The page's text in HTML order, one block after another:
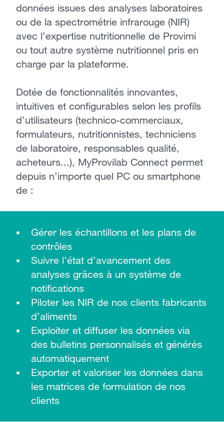
données issues des analyses laboratoires
ou de la spectrométrie infrarouge (NIR)
avec l’expertise nutritionnelle de Provimi
ou tout autre système nutritionnel pris en
charge par la plateforme.
Dotée de fonctionnalités innovantes,
intuitives et configurables selon les profils
d’utilisateurs (technico-commerciaux,
formulateurs, nutritionnistes, techniciens
de laboratoire, responsables qualité,
acheteurs...), MyProvilab Connect permet
depuis n’importe quel PC ou smartphone
de :
Gérer les échantillons et les plans de
contrôles
Suivre l’état d’avancement des
analyses grâces à un système de
notifications
Piloter les NIR de nos clients fabricants
d’aliments
Exploiter et diffuser les données via
des bulletins personnalisés et générés
automatiquement
Exporter et valoriser les données dans
les matrices de formulation de nos
clients